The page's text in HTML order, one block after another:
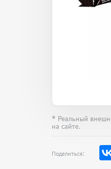
* Реальный
на сайте.
Поделиться: